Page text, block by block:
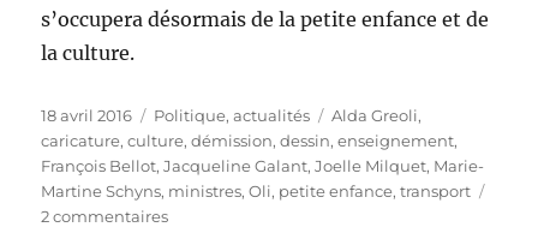
s’occupera désormais de la petite enfance et de
la culture.
Publié
le
18 avril 2016 Catégories
Politique, actualités Étiquettes
Alda Greoli,
caricature,culture,démission,dessin,enseignement,
François Bellot,Jacqueline Galant,Joelle Milquet, Marie-
Martine Schyns, ministres,Oli, petite enfance,transport
2 commentairessur